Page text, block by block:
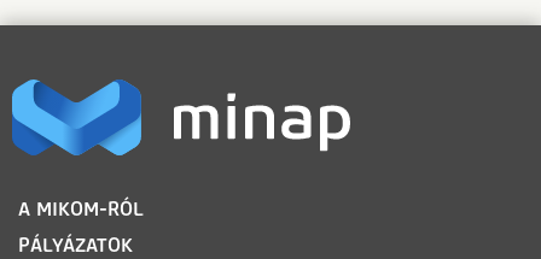
LÁBLÉC
A MIKOM-RÓL
PÁLYÁZATOK